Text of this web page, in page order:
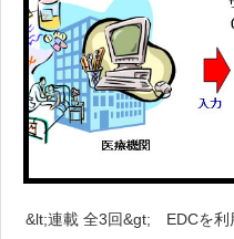
&lt;連載 全3回&gt; EDCを利